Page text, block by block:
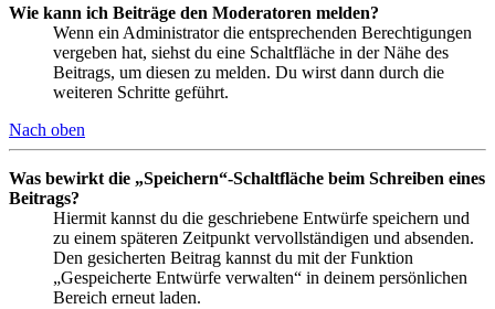
Wie kann ich Beiträge den Moderatoren melden?
Wenn ein Administrator die entsprechenden Berechtigungen
vergeben hat, siehst du eine Schaltfläche in der Nähe des
Beitrags, um diesen zu melden. Du wirst dann durch die
weiteren Schritte geführt.
Nach oben
Was bewirkt die „Speichern“-Schaltfläche beim Schreiben eines
Beitrags?
Hiermit kannst du die geschriebene Entwürfe speichern und
zu einem späteren Zeitpunkt vervollständigen und absenden.
Den gesicherten Beitrag kannst du mit der Funktion
„Gespeicherte Entwürfe verwalten“ in deinem persönlichen
Bereich erneut laden.